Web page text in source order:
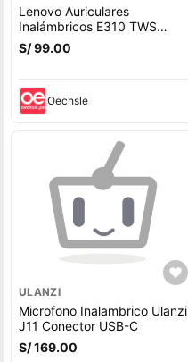
Lenovo Auriculares
Inalámbricos E310 TWS
Bluetooth 5.3 ENC USB-C
Blanco-GXD1Q65145
S/ 99.00
Oechsle
ULANZI
Microfono Inalambrico Ulanzi
J11 Conector USB-C
S/ 169.00